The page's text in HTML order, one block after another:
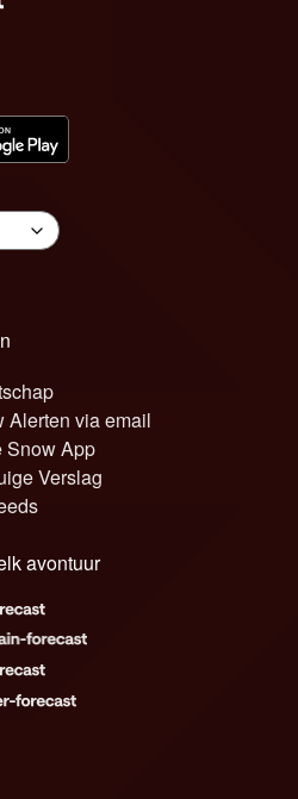
Alerten via email
Snow App
Verslag
avontuur